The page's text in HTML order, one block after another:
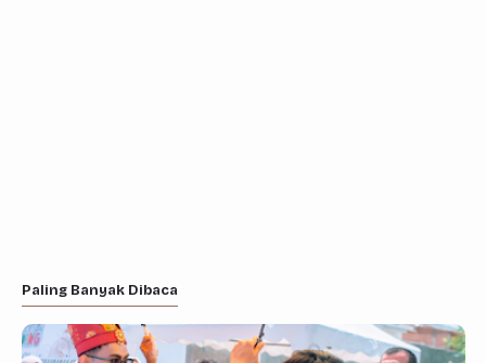
Paling Banyak Dibaca